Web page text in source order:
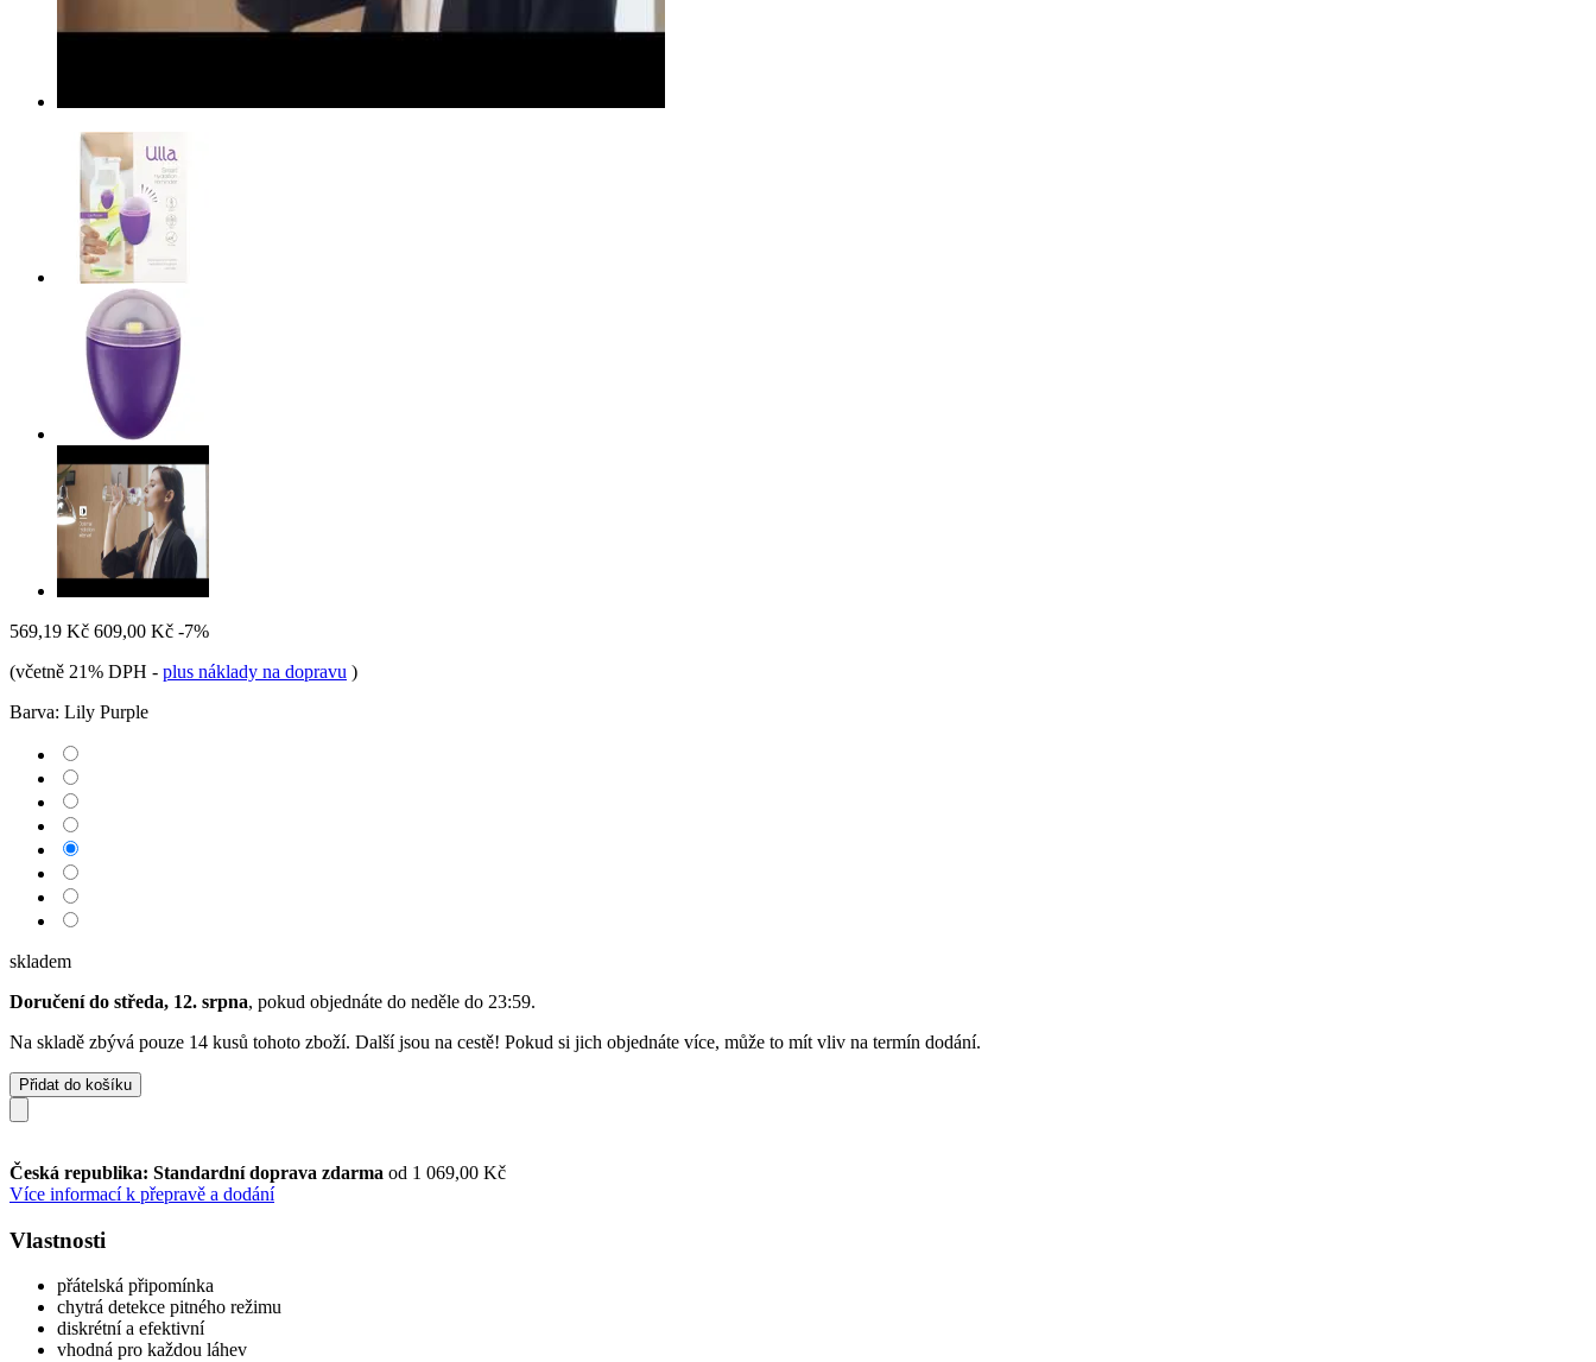
569,19 Kč 609,00 Kč -7%
(včetně 21% DPH - plus náklady na dopravu )
Barva: Lily Purple
skladem
Doručení do středa, 12. srpna, pokud objednáte do neděle do 23:59.
Na skladě zbývá pouze 14 kusů tohoto zboží. Další jsou na cestě! Pokud si jich objednáte více, může to mít vliv na termín dodání.
Přidat do košíku
Česká republika: Standardní doprava zdarma od 1 069,00 Kč
Více informací k přepravě a dodání
Vlastnosti
přátelská připomínka
chytrá detekce pitného režimu
diskrétní a efektivní
vhodná pro každou láhev